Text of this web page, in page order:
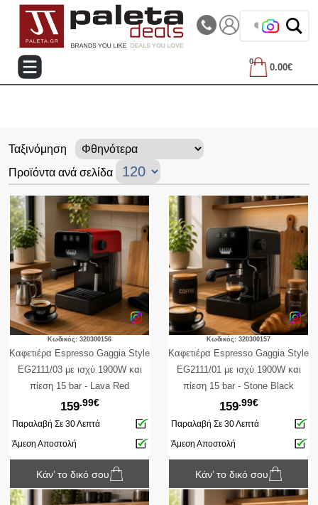
Τηλεφωνικές Παραγγελίες: 2105714144 |||
❤️ Βρες τα
0
0.00€
Ταξινόμηση
Προϊόντα ανά σελίδα
Κωδικός: 320300156
Καφετιέρα Espresso Gaggia Style
EG2111/03 με ισχύ 1900W και
πίεση 15 bar - Lava Red
159.99€
Παραλαβή Σε 30 Λεπτά
Άμεση Αποστολή
Κάν’ το δικό σου
Κωδικός: 320300157
Καφετιέρα Espresso Gaggia Style
EG2111/01 με ισχύ 1900W και
πίεση 15 bar - Stone Black
159.99€
Παραλαβή Σε 30 Λεπτά
Άμεση Αποστολή
Κάν’ το δικό σου